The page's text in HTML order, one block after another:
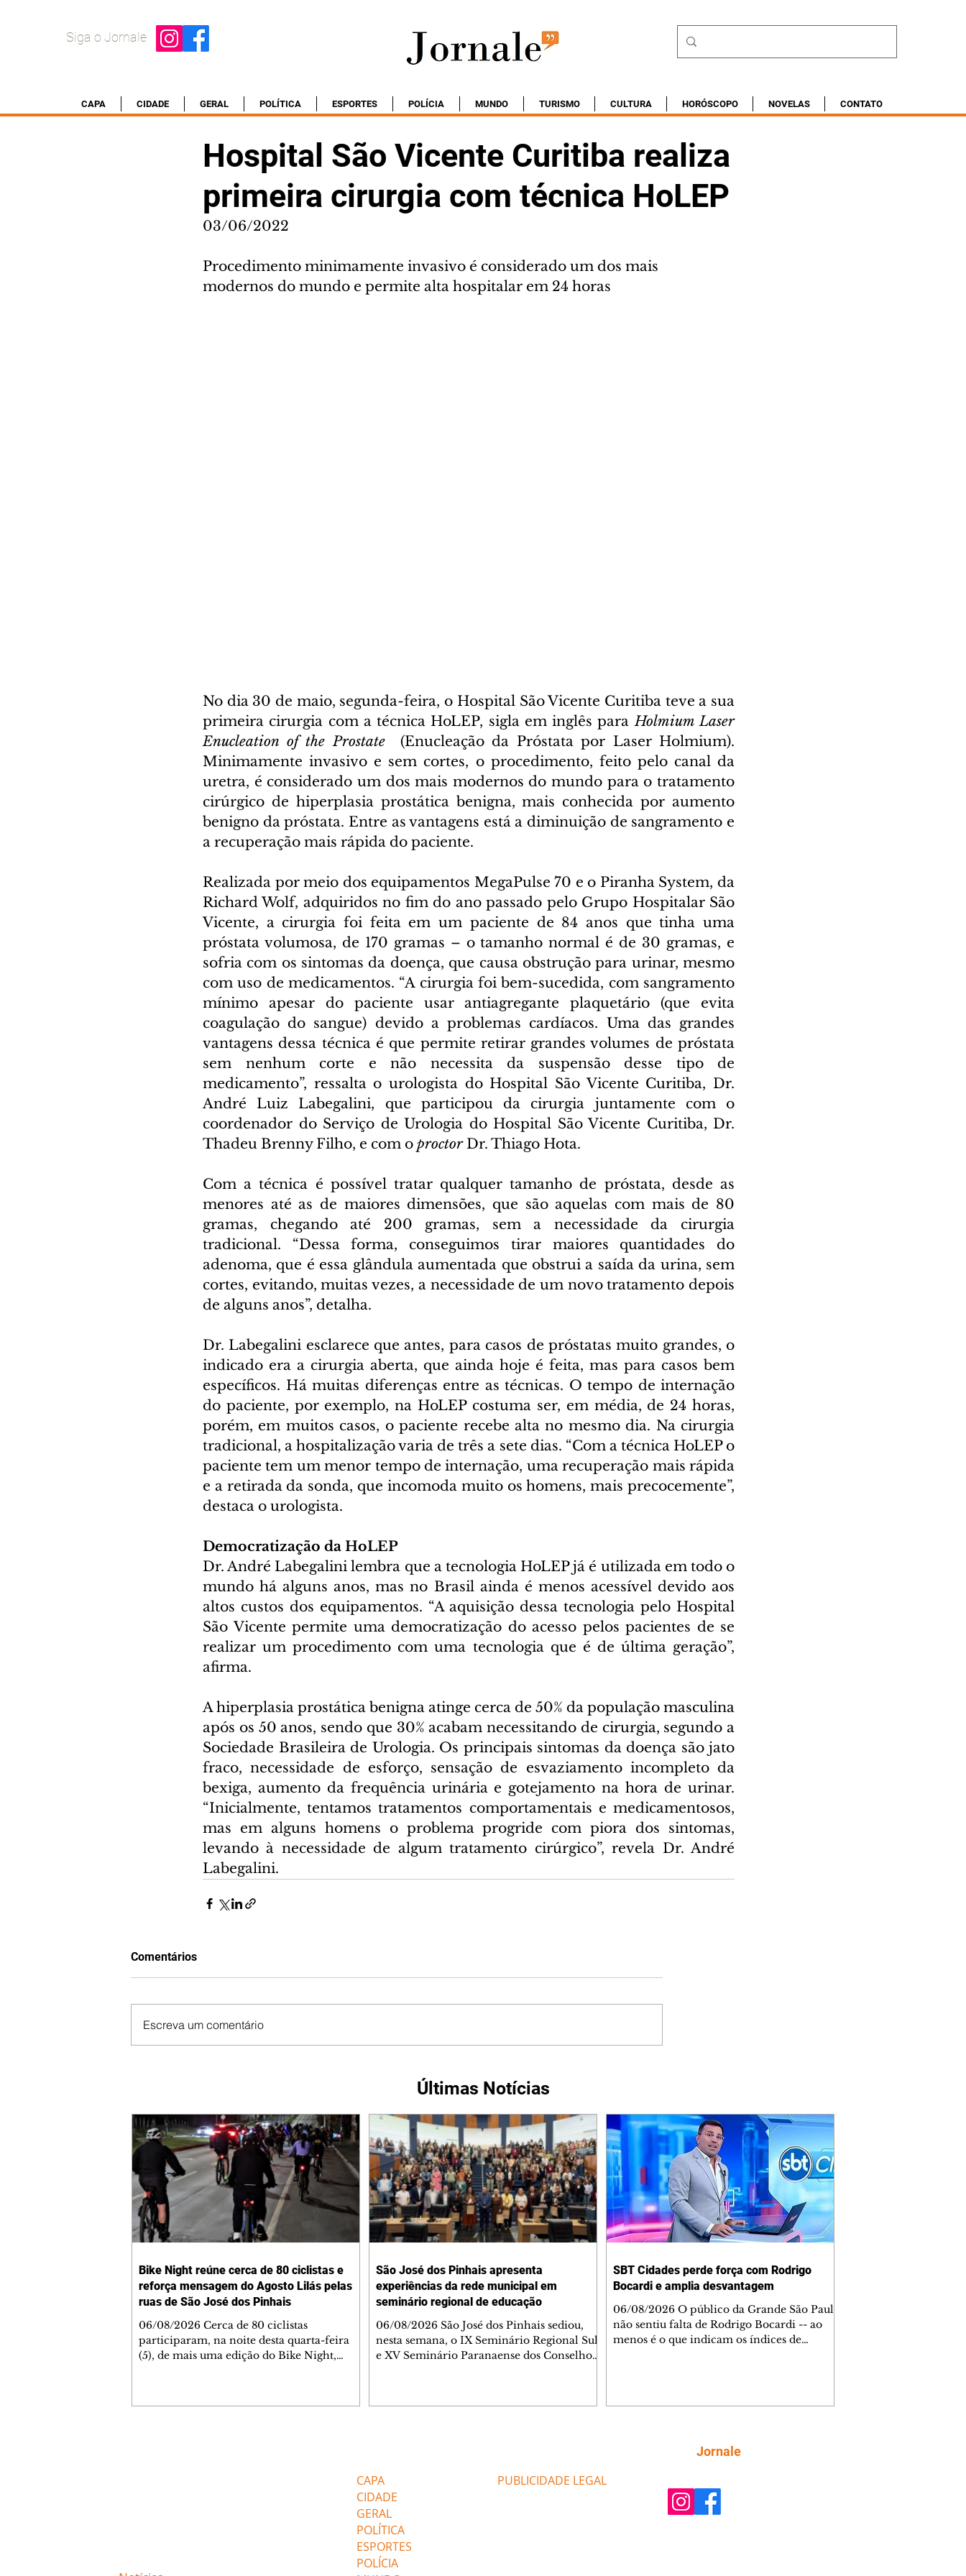
Siga o Jornale
CAPA CIDADE GERAL POLÍTICA ESPORTES POLÍCIA MUNDO TURISMO CULTURA HORÓSCOPO NOVELAS CONTATO
Hospital São Vicente Curitiba realiza
primeira cirurgia com técnica HoLEP
03/06/2022
Procedimento minimamente invasivo é considerado um dos mais
modernos do mundo e permite alta hospitalar em 24 horas
No dia 30 de maio, segunda-feira, o Hospital São Vicente Curitiba teve a sua
primeira cirurgia com a técnica HoLEP, sigla em inglês para Holmium Laser
Enucleation of the Prostate
  (Enucleação da Próstata por Laser Holmium).
Minimamente invasivo e sem cortes, o procedimento, feito pelo canal da
uretra, é considerado um dos mais modernos do mundo para o tratamento
cirúrgico de hiperplasia prostática benigna, mais conhecida por aumento
benigno da próstata. Entre as vantagens está a diminuição de sangramento e
a recuperação mais rápida do paciente.
Realizada por meio dos equipamentos MegaPulse 70 e o Piranha System, da
Richard Wolf, adquiridos no fim do ano passado pelo Grupo Hospitalar São
Vicente, a cirurgia foi feita em um paciente de 84 anos que tinha uma
próstata volumosa, de 170 gramas – o tamanho normal é de 30 gramas, e
sofria com os sintomas da doença, que causa obstrução para urinar, mesmo
com uso de medicamentos. “A cirurgia foi bem-sucedida, com sangramento
mínimo apesar do paciente usar antiagregante plaquetário (que evita
coagulação do sangue) devido a problemas cardíacos. Uma das grandes
vantagens dessa técnica é que permite retirar grandes volumes de próstata
sem nenhum corte e não necessita da suspensão desse tipo de
medicamento”, ressalta o urologista do Hospital São Vicente Curitiba, Dr.
André Luiz Labegalini, que participou da cirurgia juntamente com o
coordenador do Serviço de Urologia do Hospital São Vicente Curitiba, Dr.
Thadeu Brenny Filho, e com o proctor Dr. Thiago Hota.
Com a técnica é possível tratar qualquer tamanho de próstata, desde as
menores até as de maiores dimensões, que são aquelas com mais de 80
gramas, chegando até 200 gramas, sem a necessidade da cirurgia
tradicional. “Dessa forma, conseguimos tirar maiores quantidades do
adenoma, que é essa glândula aumentada que obstrui a saída da urina, sem
cortes, evitando, muitas vezes, a necessidade de um novo tratamento depois
de alguns anos”, detalha.
Dr. Labegalini esclarece que antes, para casos de próstatas muito grandes, o
indicado era a cirurgia aberta, que ainda hoje é feita, mas para casos bem
específicos. Há muitas diferenças entre as técnicas. O tempo de internação
do paciente, por exemplo, na HoLEP costuma ser, em média, de 24 horas,
porém, em muitos casos, o paciente recebe alta no mesmo dia. Na cirurgia
tradicional, a hospitalização varia de três a sete dias. “Com a técnica HoLEP o
paciente tem um menor tempo de internação, uma recuperação mais rápida
e a retirada da sonda, que incomoda muito os homens, mais precocemente”,
destaca o urologista.
Democratização da HoLEP
Dr. André Labegalini lembra que a tecnologia HoLEP já é utilizada em todo o
mundo há alguns anos, mas no Brasil ainda é menos acessível devido aos
altos custos dos equipamentos. “A aquisição dessa tecnologia pelo Hospital
São Vicente permite uma democratização do acesso pelos pacientes de se
realizar um procedimento com uma tecnologia que é de última geração”,
afirma.
A hiperplasia prostática benigna atinge cerca de 50% da população masculina
após os 50 anos, sendo que 30% acabam necessitando de cirurgia, segundo a
Sociedade Brasileira de Urologia. Os principais sintomas da doença são jato
fraco, necessidade de esforço, sensação de esvaziamento incompleto da
bexiga, aumento da frequência urinária e gotejamento na hora de urinar.
“Inicialmente, tentamos tratamentos comportamentais e medicamentosos,
mas em alguns homens o problema progride com piora dos sintomas,
levando à necessidade de algum tratamento cirúrgico”, revela Dr. André
Labegalini.
Comentários
Escreva um comentário
Últimas Notícias
Bike Night reúne cerca de 80 ciclistas e
reforça mensagem do Agosto Lilás pelas
ruas de São José dos Pinhais
06/08/2026 Cerca de 80 ciclistas
participaram, na noite desta quarta-feira
(5), de mais uma edição do Bike Night,
enfrentamento à violência contra a mulher.
A iniciativa, segundo a organização, buscou
São José dos Pinhais apresenta
experiências da rede municipal em
seminário regional de educação
06/08/2026 São José dos Pinhais sediou,
nesta semana, o IX Seminário Regional Sul
e XV Seminário Paranaense dos Conselhos
o debate sobre políticas públicas voltadas ao
fortalecimento da educação públic
SBT Cidades perde força com Rodrigo
Bocardi e amplia desvantagem
06/08/2026 O público da Grande São Paulo
não sentiu falta de Rodrigo Bocardi -- ao
menos é o que indicam os índices de
no gosto dos telespectadores. Em 3 dias no
ar, a atração não encontrou um piso de
CAPA
CIDADE
GERAL
POLÍTICA
ESPORTES
POLÍCIA
PUBLICIDADE LEGAL
Jornale